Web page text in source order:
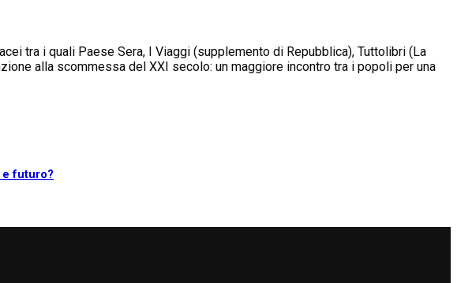
tra i quali Paese Sera, I Viaggi (supplemento di Repubblica), Tuttolibri (La
alla scommessa del XXI secolo: un maggiore incontro tra i popoli per una
e futuro?